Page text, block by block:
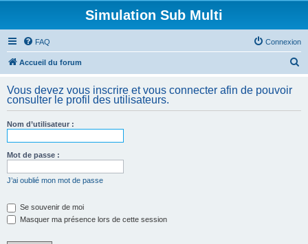
Simulation Sub Multi
FAQ Connexion
Accueil du forum
h
Vous devez vous inscrire et vous connecter afin de pouvoir
consulter le profil des utilisateurs.
Nom d’utilisateur :
Mot de passe :
J’ai oublié mon mot de passe
Se souvenir de moi
Masquer ma présence lors de cette session